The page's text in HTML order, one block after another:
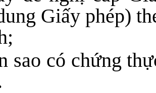
Giấy phép)
sao có chứng